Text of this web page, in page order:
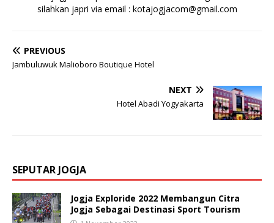
silahkan japri via email : kotajogjacom@gmail.com
PREVIOUS
Jambuluwuk Malioboro Boutique Hotel
NEXT
Hotel Abadi Yogyakarta
SEPUTAR JOGJA
Jogja Exploride 2022 Membangun Citra
Jogja Sebagai Destinasi Sport Tourism